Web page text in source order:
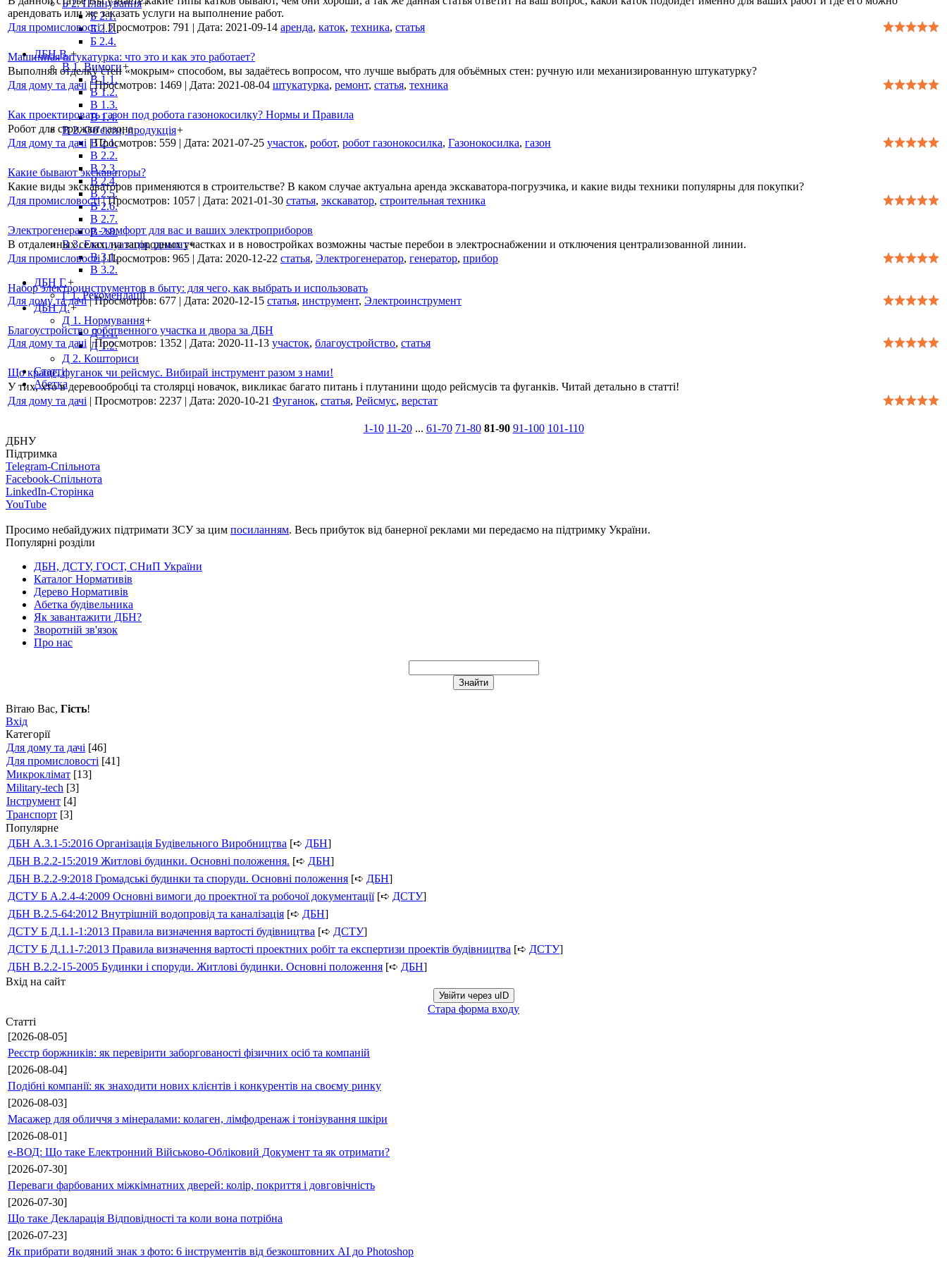
Б 2. Планування+
Б 2.1.
Б 2.2.
Б 2.4.
ДБН В.+
В 1. Вимоги+
В 1.1.
В 1.2.
В 1.3.
В 1.4.
В 2. Об'єкти, продукція+
В 2.1.
В 2.2.
В 2.3.
В 2.4.
В 2.5.
В 2.6.
В 2.7.
В 2.8.
В 3. Експлуатація, ремонт+
В 3.1.
В 3.2.
ДБН Г.+
Г 1. Рекомендації
ДБН Д.+
Д 1. Нормування+
Д 1.1.
Д 1.2.
Д 2. Кошториси
Статті
Абетка
арендовать или же заказать услуги на выполнение работ.
Для промисловості| Просмотров: 791 | Дата: 2021-09-14 аренда, каток, техника, статья
Машинная штукатурка: что это и как это работает?
Выполняя отделку стен «мокрым» способом, вы задаётесь вопросом, что лучше выбрать для объёмных стен: ручную или механизированную штукатурку?
Для дому та дачі |Просмотров: 1469 | Дата: 2021-08-04 штукатурка, ремонт, статья, техника
Как проектировать газон под робота газонокосилку? Нормы и Правила
Робот для стрижки газона
Для дому та дачі |Просмотров: 559 | Дата: 2021-07-25 участок, робот, робот газонокосилка, Газонокосилка, газон
Какие бывают экскаваторы?
Какие виды экскаваторов применяются в строительстве? В каком случае актуальна аренда экскаватора-погрузчика, и какие виды техники популярны для покупки?
Для промисловості|Просмотров: 1057 | Дата: 2021-01-30 статья, экскаватор, строительная техника
Электрогенератор - комфорт для вас и ваших электроприборов
В отдаленных селах, на загородных участках и в новостройках возможны частые перебои в электроснабжении и отключения централизованной линии.
Для промисловості|Просмотров: 965 | Дата: 2020-12-22 статья, Электрогенератор, генератор, прибор
Набор электроинструментов в быту: для чего, как выбрать и использовать
Для дому та дачі|Просмотров: 677 | Дата: 2020-12-15 статья, инструмент, Электроинструмент
Благоустройство собственного участка и двора за ДБН
Для дому та дачі |Просмотров: 1352 | Дата: 2020-11-13 участок, благоустройство, статья
Що краще, фуганок чи рейсмус. Вибирай інструмент разом з нами!
У тих, хто в деревообробці та столярці новачок, викликає багато питань і плутанини щодо рейсмусів та фуганків. Читай детально в статті!
Для дому та дачі | Просмотров: 2237 | Дата: 2020-10-21 Фуганок, статья, Рейсмус, верстат
1-10 11-20 ... 61-70 71-80 81-90 91-100 101-110
ДБНУ
Підтримка
Telegram-Спільнота
Facebook-Спільнота
LinkedIn-Сторінка
YouTube
Просимо небайдужих підтримати ЗСУ за цим посиланням. Весь прибуток від банерної реклами ми передаємо на підтримку України.
Популярні розділи
ДБН, ДСТУ, ГОСТ, СНиП України
Каталог Нормативів
Дерево Нормативів
Абетка будівельника
Як завантажити ДБН?
Зворотній зв'язок
Про нас
Вітаю Вас, Гість!
Вхід
Категорії
Для дому та дачі [46]
Для промисловості [41]
Микроклімат [13]
Military-tech [3]
Інструмент [4]
Транспорт [3]
Популярне
ДБН А.3.1-5:2016 Організація Будівельного Виробництва [➪ ДБН]
ДБН В.2.2-15:2019 Житлові будинки. Основні положення. [➪ ДБН]
ДБН В.2.2-9:2018 Громадські будинки та споруди. Основні положення [➪ ДБН]
ДСТУ Б А.2.4-4:2009 Основні вимоги до проектної та робочої документації[➪ ДСТУ]
ДБН В.2.5-64:2012 Внутрішній водопровід та каналізація [➪ ДБН]
ДСТУ Б Д.1.1-1:2013 Правила визначення вартості будівництва [➪ ДСТУ]
ДСТУ Б Д.1.1-7:2013 Правила визначення вартості проектних робіт та експертизи проектів будівництва [➪ ДСТУ]
ДБН В.2.2-15-2005 Будинки і споруди. Житлові будинки. Основні положення [➪ ДБН]
Вхід на сайт
Увійти через uID
Стара форма входу
Статті
[2026-08-05]
Реєстр боржників: як перевірити заборгованості фізичних осіб та компаній
[2026-08-04]
Подібні компанії: як знаходити нових клієнтів і конкурентів на своєму ринку
[2026-08-03]
Масажер для обличчя з мінералами: колаген, лімфодренаж і тонізування шкіри
[2026-08-01]
е-ВОД: Що таке Електронний Військово-Обліковий Документ та як отримати?
[2026-07-30]
Переваги фарбованих міжкімнатних дверей: колір, покриття і довговічність
[2026-07-30]
Що таке Декларація Відповідності та коли вона потрібна
[2026-07-23]
Як прибрати водяний знак з фото: 6 інструментів від безкоштовних AI до Photoshop